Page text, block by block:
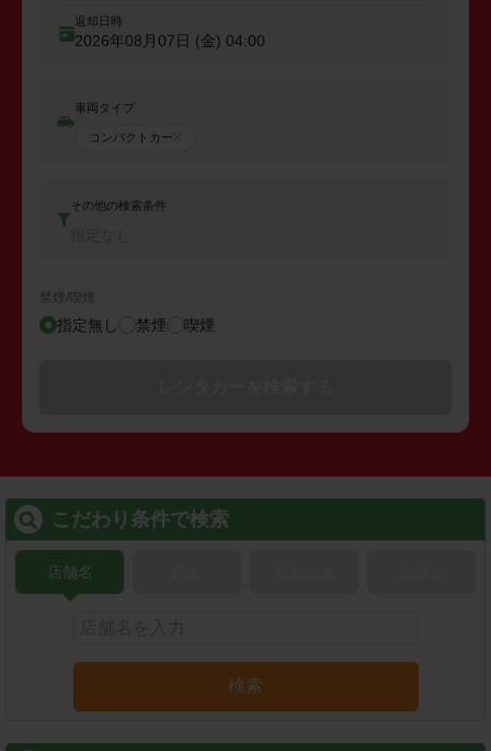
返却日時
2026年08月07日 (金) 04:00
車両タイプ
コンパクトカー
その他の検索条件
禁煙/喫煙
指定無し 禁煙 喫煙
こだわり条件で検索
店舗名
検索